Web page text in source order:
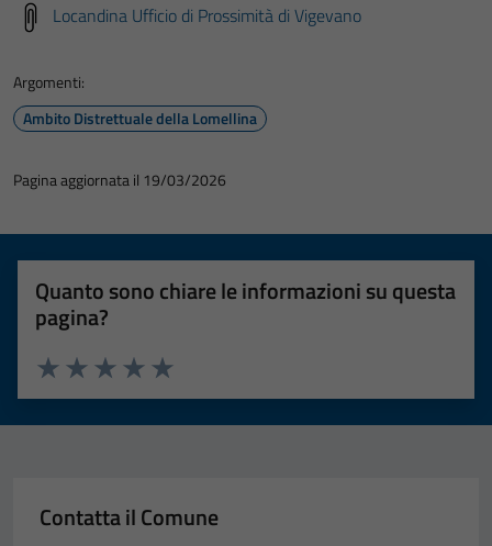
Locandina Ufficio di Prossimità di Vigevano
Argomenti:
Ambito Distrettuale della Lomellina
Pagina aggiornata il 19/03/2026
Quanto sono chiare le informazioni su questa
pagina?
Valuta 5 stelle su 5
Valuta 4 stelle su 5
Valuta 3 stelle su 5
Valuta 2 stelle su 5
Valuta 1 stelle su 5
Contatta il Comune